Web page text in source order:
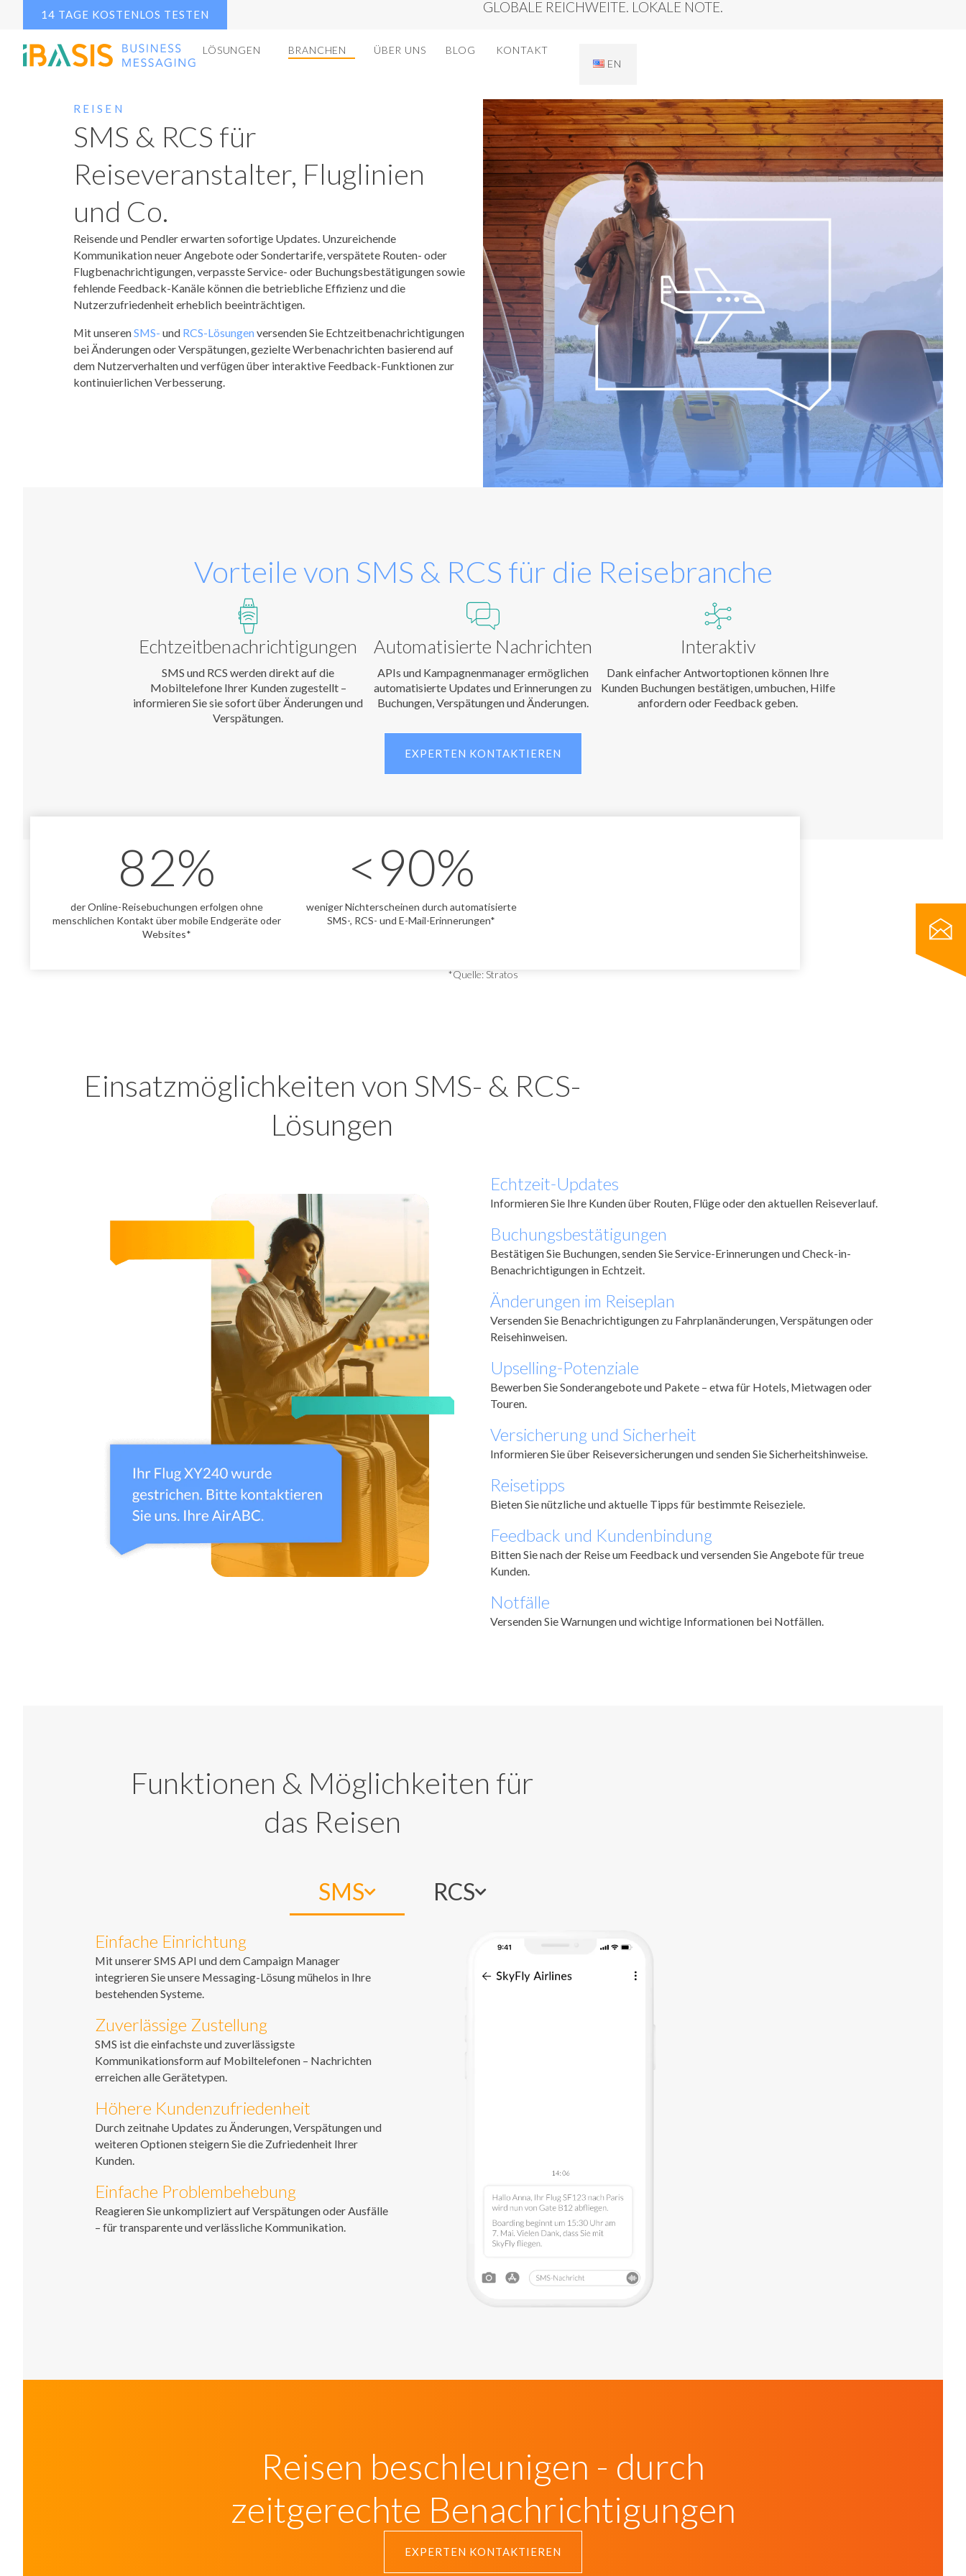
GLOBALE REICHWEITE. LOKALE NOTE.
14 TAGE KOSTENLOS TESTEN
LÖSUNGEN BRANCHEN ÜBER UNS BLOG
KONTAKT
EN
REISEN
SMS & RCS für
Reiseveranstalter, Fluglinien
und Co.
Reisende und Pendler erwarten sofortige Updates. Unzureichende
Kommunikation neuer Angebote oder Sondertarife, verspätete Routen- oder
Flugbenachrichtigungen, verpasste Service- oder Buchungsbestätigungen sowie
fehlende Feedback-Kanäle können die betriebliche Effizienz und die
Nutzerzufriedenheit erheblich beeinträchtigen.
Mit unserenSMS- und RCS-Lösungen versenden Sie Echtzeitbenachrichtigungen
bei Änderungen oder Verspätungen, gezielte Werbenachrichten basierend auf
dem Nutzerverhalten und verfügen über interaktive Feedback-Funktionen zur
kontinuierlichen Verbesserung.
Vorteile von SMS & RCS für die Reisebranche
Echtzeitbenachrichtigungen
SMS und RCS werden direkt auf die
Mobiltelefone Ihrer Kunden zugestellt –
informieren Sie sie sofort über Änderungen und
Verspätungen.
Automatisierte Nachrichten
APIs und Kampagnenmanager ermöglichen
automatisierte Updates und Erinnerungen zu
Buchungen, Verspätungen und Änderungen.
Interaktiv
Dank einfacher Antwortoptionen können Ihre
Kunden Buchungen bestätigen, umbuchen, Hilfe
anfordern oder Feedback geben.
EXPERTEN KONTAKTIEREN
der Online-Reisebuchungen erfolgen ohne
menschlichen Kontakt über mobile Endgeräte oder
Websites*
82%
weniger Nichterscheinen durch automatisierte
SMS-, RCS- und E-Mail-Erinnerungen*
<90%
*Quelle: Stratos
Einsatzmöglichkeiten von SMS- & RCS-
Lösungen
Echtzeit-Updates
Informieren Sie Ihre Kunden über Routen, Flüge oder den aktuellen Reiseverlauf.
Buchungsbestätigungen
Bestätigen Sie Buchungen, senden Sie Service-Erinnerungen und Check-in-
Benachrichtigungen in Echtzeit.
Änderungen im Reiseplan
Versenden Sie Benachrichtigungen zu Fahrplanänderungen, Verspätungen oder
Reisehinweisen.
Upselling-Potenziale
Bewerben Sie Sonderangebote und Pakete – etwa für Hotels, Mietwagen oder
Touren.
Versicherung und Sicherheit
Informieren Sie über Reiseversicherungen und senden Sie Sicherheitshinweise.
Reisetipps
Bieten Sie nützliche und aktuelle Tipps für bestimmte Reiseziele.
Feedback und Kundenbindung
Bitten Sie nach der Reise um Feedback und versenden Sie Angebote für treue
Kunden.
Notfälle
Versenden Sie Warnungen und wichtige Informationen bei Notfällen.
Funktionen & Möglichkeiten für
das Reisen
SMS RCS
Einfache Einrichtung
Mit unserer SMS API und dem Campaign Manager
integrieren Sie unsere Messaging-Lösung mühelos in Ihre
bestehenden Systeme.
Zuverlässige Zustellung
SMS ist die einfachste und zuverlässigste
Kommunikationsform auf Mobiltelefonen – Nachrichten
erreichen alle Gerätetypen.
Höhere Kundenzufriedenheit
Durch zeitnahe Updates zu Änderungen, Verspätungen und
weiteren Optionen steigern Sie die Zufriedenheit Ihrer
Kunden.
Einfache Problembehebung
Reagieren Sie unkompliziert auf Verspätungen oder Ausfälle
– für transparente und verlässliche Kommunikation.
Reisen beschleunigen - durch
zeitgerechte Benachrichtigungen
EXPERTEN KONTAKTIEREN